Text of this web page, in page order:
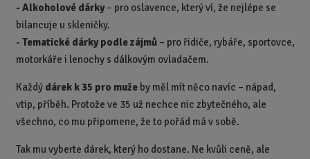
- Alkoholové dárky– pro oslavence, který ví, že nejlépe se
bilancuje u skleničky.
- Tematické dárky podle zájmů– pro řidiče, rybáře, sportovce,
motorkáře i lenochy s dálkovým ovladačem.
Každý dárek k 35 pro mužeby měl mít něco navíc – nápad,
vtip, příběh. Protože ve 35 už nechce nic zbytečného, ale
všechno, co mu připomene, že to pořád má v sobě.
Tak mu vyberte dárek, který ho dostane. Ne kvůli ceně, ale